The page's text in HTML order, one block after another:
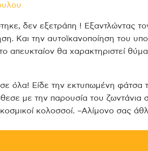
δεν εξετράπη ! Εξαντλώντας
Και την αυτοϊκανοποίηση του
απευκταίον θα χαρακτηριστεί
όλα! Είδε την εκτυπωμένη φάτσα
με την παρουσία του ζωντάνια
κολοσσοί. –Αλίμονο σας